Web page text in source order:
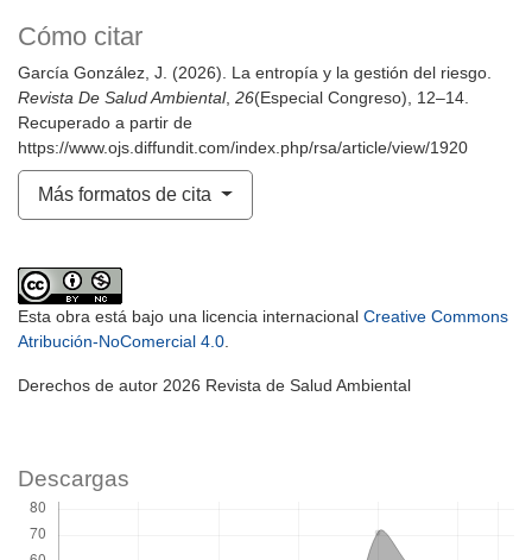
Cómo citar
García González, J. (2026). La entropía y la gestión del riesgo.
Revista De Salud Ambiental, 26(Especial Congreso), 12–14.
Recuperado a partir de
https://www.ojs.diffundit.com/index.php/rsa/article/view/1920
Más formatos de cita
Esta obra está bajo una licencia internacional Creative Commons
Atribución-NoComercial 4.0.
Derechos de autor 2026 Revista de Salud Ambiental
Descargas